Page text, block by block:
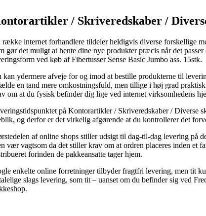
/ Skriveredskaber /
række internet forhandlere tildeler heldigvis diverse forskellige
gør det muligt at hente dine nye produkter præcis når det
ved køb af Fibertusser Sense Basic Jumbo ass. 15stk.
kan ydermere afveje for og imod at bestille produkterne til
en tand mere omkostningsfuld, men tillige i høj grad
om at du fysisk befinder dig lige ved internet virksomhedens
på Kontorartikler / Skriveredskaber / Diverse
og derfor er det virkelig afgørende at du kontrollerer det
af online shops stiller udsigt til dag-til-dag levering på
vær vagtsom da det stiller krav om at ordren placeres inden et
forinden de pakkeansatte tager hjem.
enkelte online forretninger tilbyder fragtfri levering, men tit
slags levering, som tit – uanset om du befinder sig ved